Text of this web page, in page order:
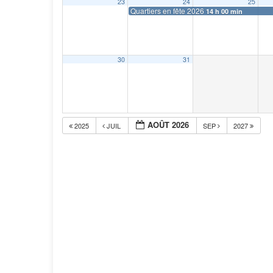
Quartiers en fête 2026 14 h 00 min
30 31
2025 JUIL AOÛT 2026 SEP 2027